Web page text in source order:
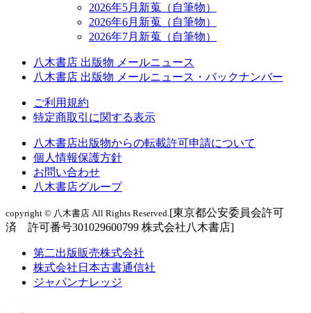
2026年5月新蒐（自筆物）
2026年6月新蒐（自筆物）
2026年7月新蒐（自筆物）
八木書店 出版物 メールニュース
八木書店 出版物 メールニュース・バックナンバー
ご利用規約
特定商取引に関する表示
八木書店出版物からの転載許可申請について
個人情報保護方針
お問い合わせ
八木書店グループ
copyright © 八木書店 All Rights Reserved.[東京都公安委員会許可
済 許可番号301029600799 株式会社八木書店]
第二出版販売株式会社
株式会社日本古書通信社
ジャパンナレッジ